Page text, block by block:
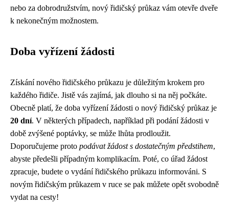
nebo za dobrodružstvím, nový řidičský průkaz vám otevře dveře
k nekonečným možnostem.
Doba vyřízení žádosti
Získání nového řidičského průkazu je důležitým krokem pro
každého řidiče. Jistě vás zajímá, jak dlouho si na něj počkáte.
Obecně platí, že doba vyřízení žádosti o nový řidičský průkaz je
20 dní. V některých případech, například při podání žádosti v
době zvýšené poptávky, se může lhůta prodloužit.
Doporučujeme proto podávat žádost s dostatečným předstihem,
abyste předešli případným komplikacím. Poté, co úřad žádost
zpracuje, budete o vydání řidičského průkazu informováni. S
novým řidičským průkazem v ruce se pak můžete opět svobodně
vydat na cesty!